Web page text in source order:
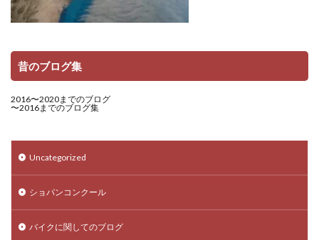
昔のブログ集
2016〜2020までのブログ
〜2016までのブログ集
Uncategorized
ショパンコンクール
バイクに関してのブログ